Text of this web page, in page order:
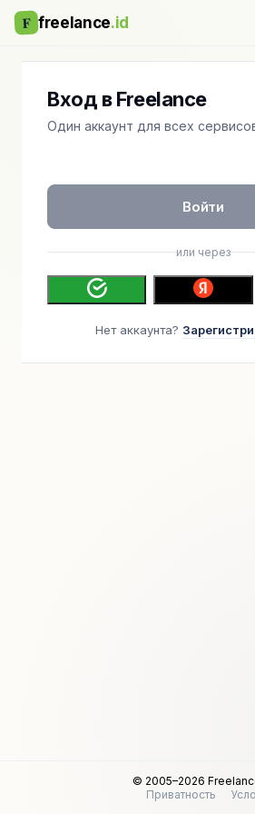
F freelance.id
Вход в Freelance
Один аккаунт для всех
Войти
или через
Нет аккаунта?
© 2005–2026
Приватность